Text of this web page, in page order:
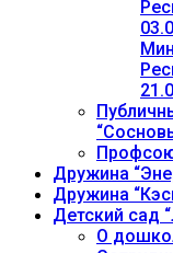
Дружина
Дружина
Детский сад
О